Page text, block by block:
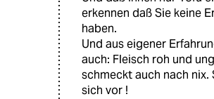
erkennen daß Sie keine
haben.
Und aus eigener
auch: Fleisch roh und
schmeckt auch nach nix.
sich vor !